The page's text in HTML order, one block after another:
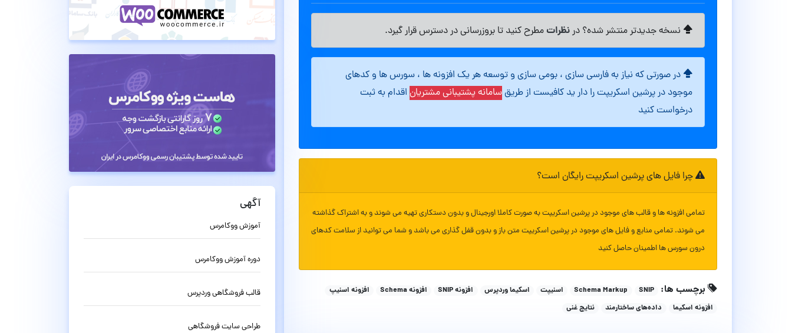
نسخه جدیدتر منتشر شده؟ درنظراتمطرح کنید تا بروزرسانی در دسترس قرار گیرد.
در صورتی که نیاز به فارسی سازی ، بومی سازی و توسعه هر یک افزونه ها ، سورس ها و کدهای
موجود در پرشین اسکریپت را دار ید کافیست از طریقسامانه پشتیبانی مشتریان اقدام به ثبت
درخواست کنید
چرا فایل های پرشین اسکریپت رایگان است؟
تمامی افزونه ها و قالب های موجود در پرشین اسکریپت به صورت کاملا اورجینال و بدون دستکاری تهیه می شوند و به اشتراک گذاشته
می شوند. تمامی منابع و فایل های موجود در پرشین اسکریپت متن باز و بدون قفل گذاری می باشد و شما می توانید از سلامت کدهای
درون سورس ها اطمینان حاصل کنید
برچسب ها: SNIP
Schema Markup اسنیپت اسکیما وردپرس افزونه SNIP افزونه Schema
افزونه اسنیپ
افزونه اسکیما
داده‌های ساختارمند نتایج غنی
آگهی
آموزش ووکامرس
دوره آموزش ووکامرس
قالب فروشگاهی وردپرس
طراحی سایت فروشگاهی